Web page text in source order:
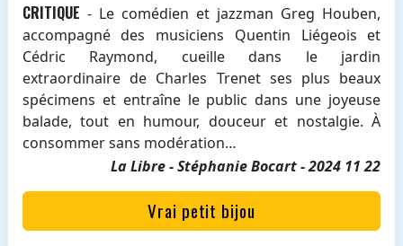
CRITIQUE - Le comédien et jazzman Greg Houben,
accompagné des musiciens Quentin Liégeois et
Cédric Raymond, cueille dans le jardin
extraordinaire de Charles Trenet ses plus beaux
spécimens et entraîne le public dans une joyeuse
balade, tout en humour, douceur et nostalgie. À
consommer sans modération…
La Libre - Stéphanie Bocart - 2024 11 22
Vrai petit bijou